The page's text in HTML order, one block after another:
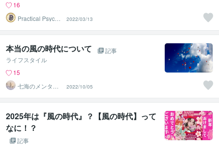
16
Practical Psycho
2022/03/13
本当の風の時代について
記事
ライフスタイル
15
七海のメンタル
相談室
2022/10/05
2025年は『風の時代』？【風の時代】って
なに！？
記事